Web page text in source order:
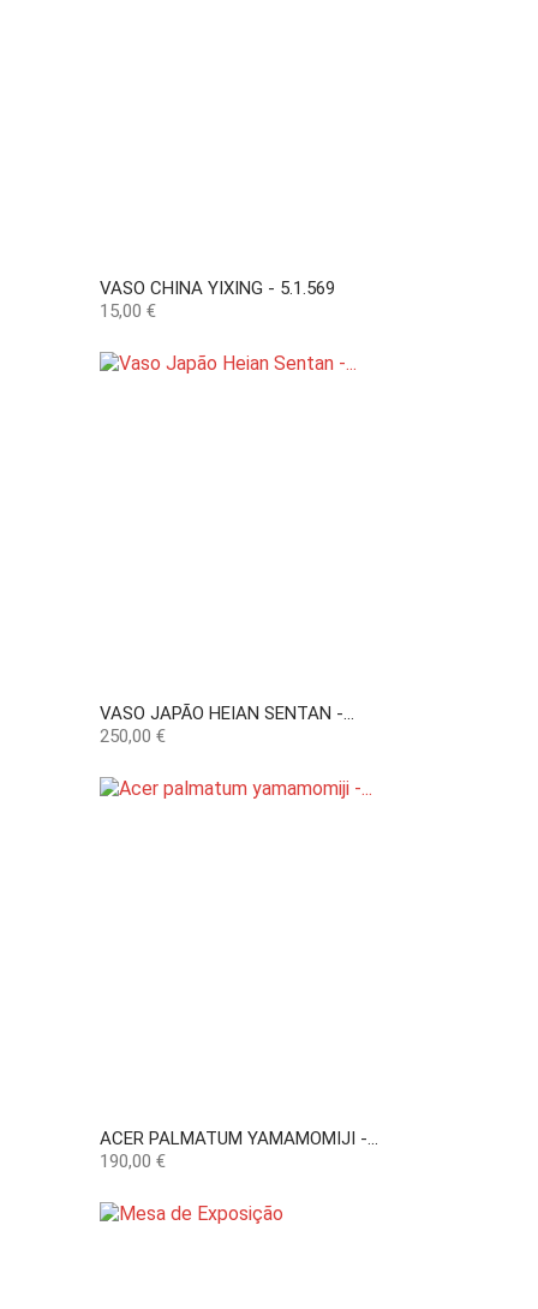
VASO CHINA YIXING - 5.1.569
Preço
15,00 €
VASO JAPÃO HEIAN SENTAN -...
Preço
250,00 €
ACER PALMATUM YAMAMOMIJI -...
Preço
190,00 €